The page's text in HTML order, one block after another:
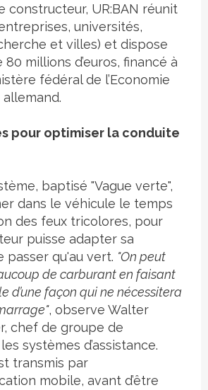
constructeur, UR:BAN réunit
universités,
et villes) et dispose
80 millions d’euros, financé à
fédéral de l’Economie
allemand.
pour optimiser la conduite
baptisé "Vague verte",
dans le véhicule le temps
des feux tricolores, pour
puisse adapter sa
passer qu'au vert. "On peut
de carburant en faisant
d’une façon qui ne nécessitera
, observe Walter
chef de groupe de
systèmes d’assistance.
transmis par
mobile, avant d’être